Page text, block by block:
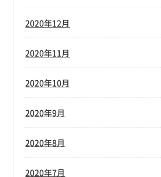
2020年12月
2020年11月
2020年10月
2020年9月
2020年8月
2020年7月